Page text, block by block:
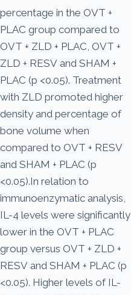
percentage in the OVT +
PLAC group compared to
OVT + ZLD + PLAC, OVT +
ZLD + RESV and SHAM +
PLAC (p <0.05). Treatment
with ZLD promoted higher
density and percentage of
bone volume when
compared to OVT + RESV
and SHAM + PLAC (p
<0.05).In relation to
immunoenzymatic analysis,
IL-4 levels were significantly
lower in the OVT + PLAC
group versus OVT + ZLD +
RESV and SHAM + PLAC (p
<0.05). Higher levels of IL-